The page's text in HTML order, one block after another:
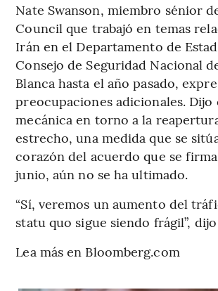
Nate Swanson, miembro sénior
Council que trabajó en temas
Irán en el Departamento de
Consejo de Seguridad Nacional
Blanca hasta el año pasado,
preocupaciones adicionales. Dijo
mecánica en torno a la
estrecho, una medida que se
corazón del acuerdo que se
junio, aún no se ha ultimado.
“Sí, veremos un aumento del
statu quo sigue siendo frágil”,
Lea más en Bloomberg.com